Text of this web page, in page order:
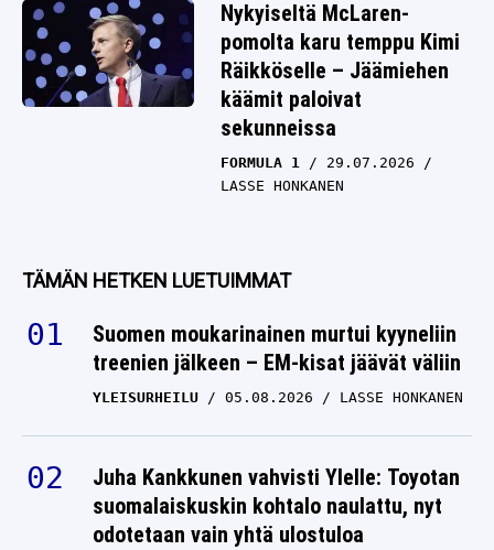
Nykyiseltä McLaren-
pomolta karu temppu Kimi
Räikköselle – Jäämiehen
käämit paloivat
sekunneissa
FORMULA 1
29.07.2026
LASSE HONKANEN
TÄMÄN HETKEN LUETUIMMAT
Suomen moukarinainen murtui kyyneliin
treenien jälkeen – EM-kisat jäävät väliin
YLEISURHEILU 05.08.2026 LASSE HONKANEN
Juha Kankkunen vahvisti Ylelle: Toyotan
suomalaiskuskin kohtalo naulattu, nyt
odotetaan vain yhtä ulostuloa